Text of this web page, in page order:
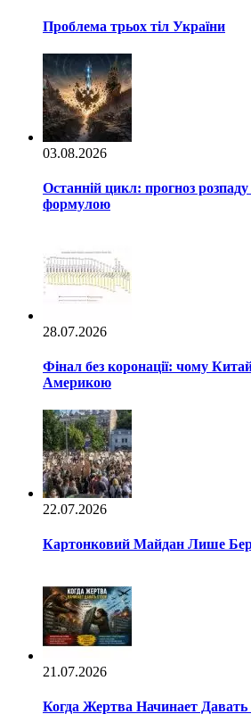
Проблема трьох тіл України
03.08.2026
Останній цикл: прогноз розпаду
формулою
28.07.2026
Фінал без коронації: чому
Америкою
22.07.2026
Картонковий Майдан Лише
21.07.2026
Когда Жертва Начинает